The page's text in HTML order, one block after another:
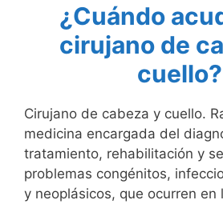
¿Cuándo
cirujano de
cuello?
Cirujano de cabeza y cuello.
medicina encargada del
tratamiento, rehabilitación y
problemas congénitos,
y neoplásicos, que ocurren en